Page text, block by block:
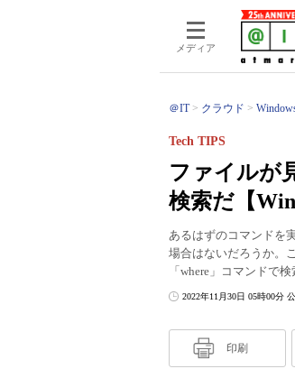
メディア
＠IT クラウド
ファイルが
検索だ【
Tech TIPS
あるはずのコマンドを
場合はないだろうか。
「where」コマンドで
2022年11月30日 05時00分
印刷